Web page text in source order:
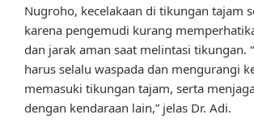
Nugroho, kecelakaan di tikungan tajam
karena pengemudi kurang
dan jarak aman saat melintasi tikungan.
harus selalu waspada dan mengurangi
memasuki tikungan tajam, serta
dengan kendaraan lain,” jelas Dr. Adi.